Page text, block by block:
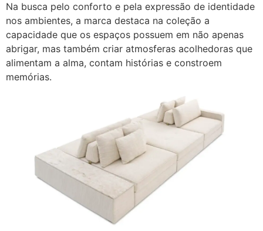
Na busca pelo conforto e pela expressão de identidade
nos ambientes, a marca destaca na coleção a
capacidade que os espaços possuem em não apenas
abrigar, mas também criar atmosferas acolhedoras que
alimentam a alma, contam histórias e constroem
memórias.